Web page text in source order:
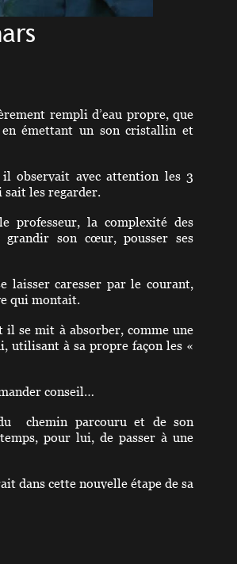
rempli d’eau propre, que
en émettant un son cristallin et
observait avec attention les 3
sait les regarder.
professeur, la complexité des
grandir son cœur, pousser ses
laisser caresser par le courant,
qui montait.
se mit à absorber, comme une
utilisant à sa propre façon les «
conseil…
chemin parcouru et de son
pour lui, de passer à une
dans cette nouvelle étape de sa